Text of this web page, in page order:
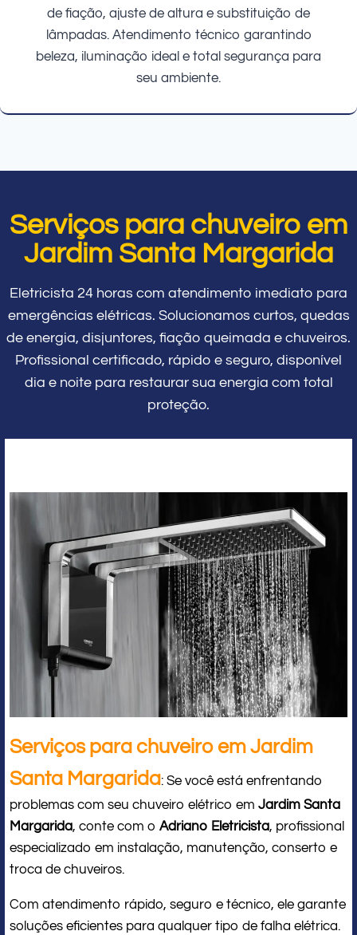
de fiação, ajuste de altura e substituição de
lâmpadas. Atendimento técnico garantindo
beleza, iluminação ideal e total segurança para
seu ambiente.
Serviços para chuveiro em
Jardim Santa Margarida
Eletricista 24 horas com atendimento imediato para
emergências elétricas. Solucionamos curtos, quedas
de energia, disjuntores, fiação queimada e chuveiros.
Profissional certificado, rápido e seguro, disponível
dia e noite para restaurar sua energia com total
proteção.
Serviços para chuveiro em Jardim
Santa Margarida: Se você está enfrentando
problemas com seu chuveiro elétrico em Jardim Santa
Margarida, conte com o Adriano Eletricista, profissional
especializado em instalação, manutenção, conserto e
troca de chuveiros.
Com atendimento rápido, seguro e técnico, ele garante
soluções eficientes para qualquer tipo de falha elétrica.